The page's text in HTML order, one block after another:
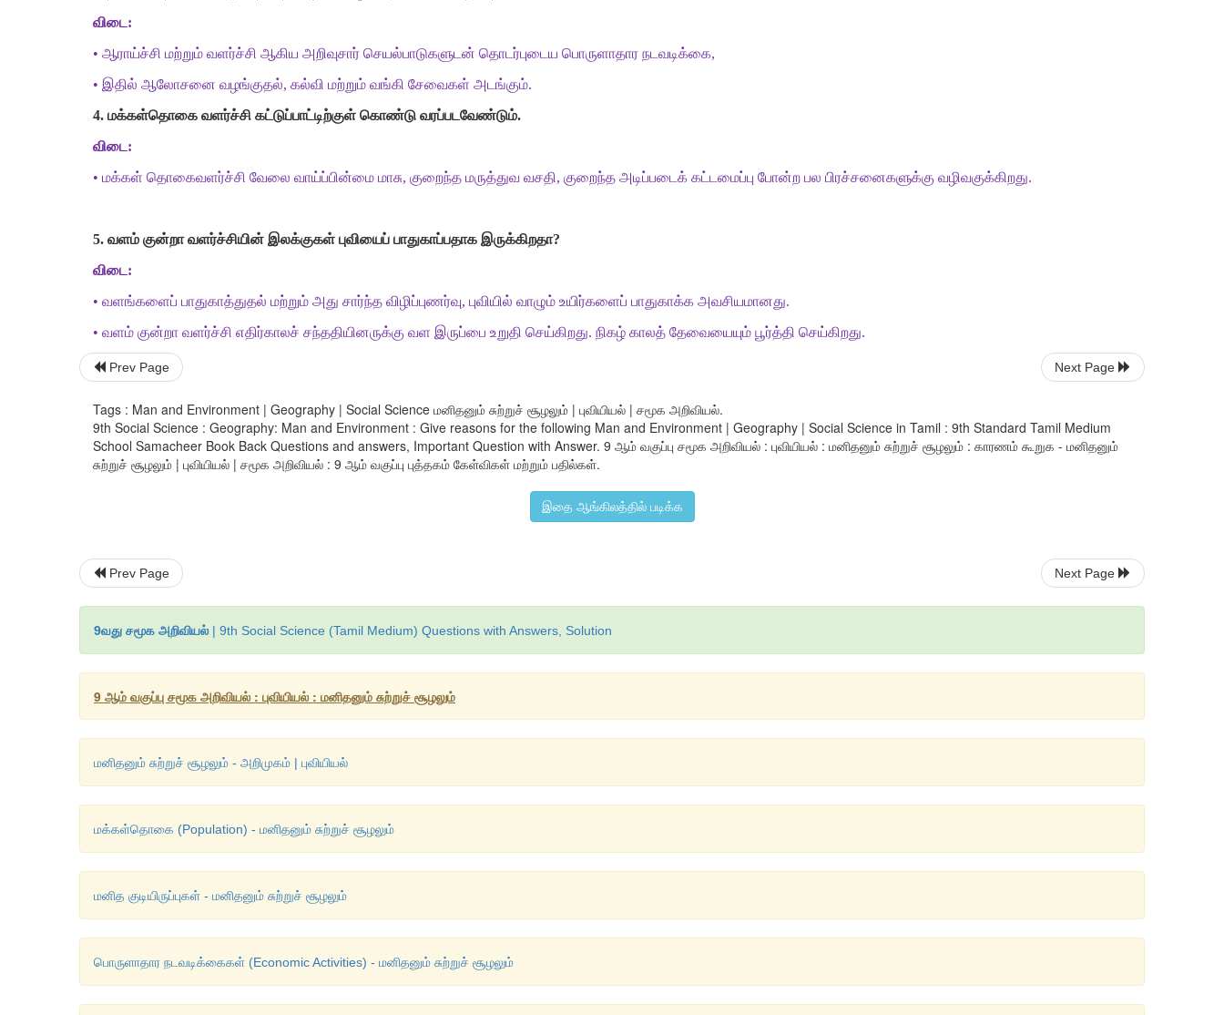
விடை :
• ஆராய்ச்சி மற்றும் வளர்ச்சி ஆகிய அறிவுசார் செயல்பாடுகளுடன் தொடர்புடைய பொருளாதார நடவடிக்கை,
• இதில் ஆலோசனை வழங்குதல், கல்வி மற்றும் வங்கி சேவைகள் அடங்கும்.
4. மக்கள்தொகை வளர்ச்சி கட்டுப்பாட்டிற்குள் கொண்டு வரப்படவேண்டும்.
விடை :
• மக்கள் தொகைவளர்ச்சி வேலை வாய்ப்பின்மை மாசு, குறைந்த மருத்துவ வசதி, குறைந்த அடிப்படைக் கட்டமைப்பு போன்ற பல பிரச்சனைகளுக்கு வழிவகுக்கிறது.
5. வளம் குன்றா வளர்ச்சியின் இலக்குகள் புவியைப் பாதுகாப்பதாக இருக்கிறதா?
விடை :
• வளங்களைப் பாதுகாத்துதல் மற்றும் அது சார்ந்த விழிப்புணர்வு, புவியில் வாழும் உயிர்களைப் பாதுகாக்க அவசியமானது.
• வளம் குன்றா வளர்ச்சி எதிர்காலச் சந்ததியினருக்கு வள இருப்பை உறுதி செய்கிறது. நிகழ் காலத் தேவையையும் பூர்த்தி செய்கிறது.
Prev Page Next Page
Tags : Man and Environment | Geography | Social Science மனிதனும் சுற்றுச் சூழலும் | புவியியல் | சமூக அறிவியல்.
9th Social Science : Geography: Man and Environment : Give reasons for the following Man and Environment | Geography | Social Science in Tamil : 9th Standard Tamil Medium
School Samacheer Book Back Questions and answers, Important Question with Answer. 9 ஆம் வகுப்பு சமூக அறிவியல் : புவியியல் : மனிதனும் சுற்றுச் சூழலும் : காரணம் கூறுக - மனிதனும்
சுற்றுச் சூழலும் | புவியியல் | சமூக அறிவியல் : 9 ஆம் வகுப்பு புத்தகம் கேள்விகள் மற்றும் பதில்கள்.
இதை ஆங்கிலத்தில் படிக்க
Prev Page Next Page
9வது சமூக அறிவியல் | 9th Social Science (Tamil Medium) Questions with Answers, Solution
9 ஆம் வகுப்பு சமூக அறிவியல் : புவியியல் : மனிதனும் சுற்றுச் சூழலும்
மனிதனும் சுற்றுச் சூழலும் - அறிமுகம் | புவியியல்
மக்கள்தொகை (Population) - மனிதனும் சுற்றுச் சூழலும்
மனித குடியிருப்புகள் - மனிதனும் சுற்றுச் சூழலும்
பொருளாதார நடவடிக்கைகள் (Economic Activities) - மனிதனும் சுற்றுச் சூழலும்